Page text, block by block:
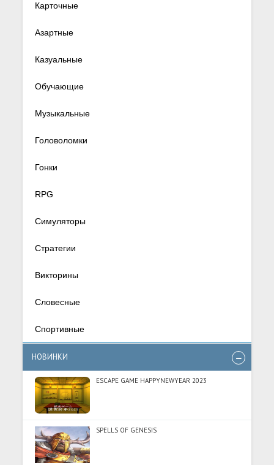
Карточные
Азартные
Казуальные
Обучающие
Музыкальные
Головоломки
Гонки
RPG
Симуляторы
Стратегии
Викторины
Словесные
Спортивные
НОВИНКИ
ESCAPE GAME HAPPYNEWYEAR 2023
SPELLS OF GENESIS